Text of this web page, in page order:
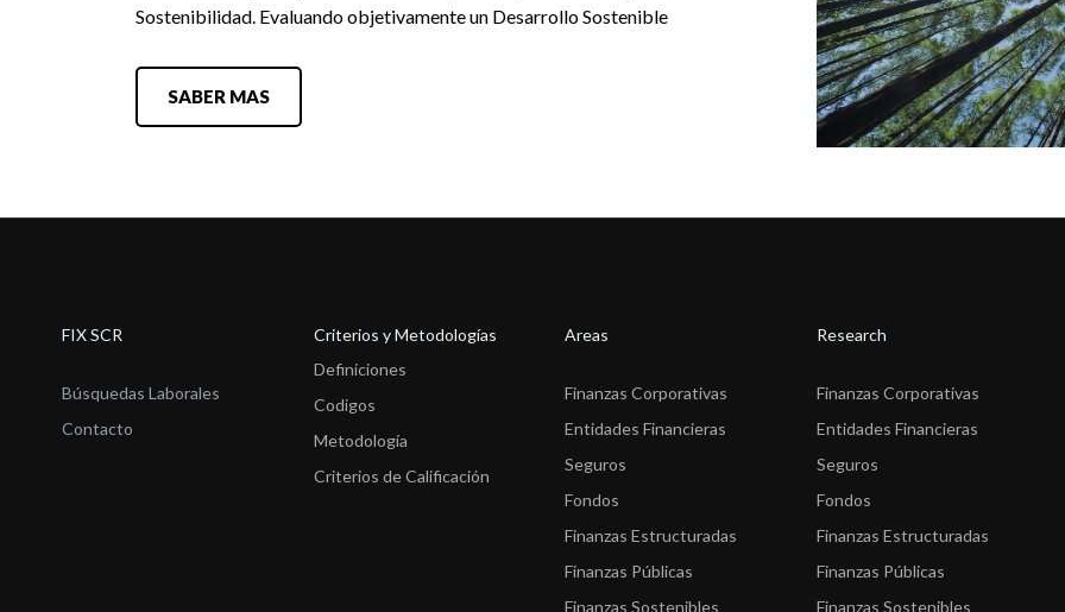
Sostenibilidad. Evaluando objetivamente un Desarrollo Sostenible
SABER MAS
FIX SCR
Búsquedas Laborales
Contacto
Criterios y Metodologías
Definiciones
Codigos
Metodología
Criterios de Calificación
Areas
Finanzas Corporativas
Entidades Financieras
Seguros
Fondos
Finanzas Estructuradas
Finanzas Públicas
Finanzas Sostenibles
Research
Finanzas Corporativas
Entidades Financieras
Seguros
Fondos
Finanzas Estructuradas
Finanzas Públicas
Finanzas Sostenibles